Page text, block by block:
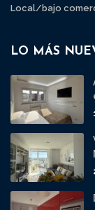
Local/bajo
LO MÁS